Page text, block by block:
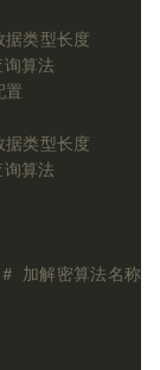
类型长度
算法
置
类型长度
算法
# 加解密算法名称